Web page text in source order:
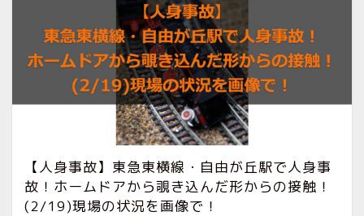
【人身事故】東急東横線・自由が丘駅で人身事
故！ホームドアから覗き込んだ形からの接触！
(2/19)現場の状況を画像で！